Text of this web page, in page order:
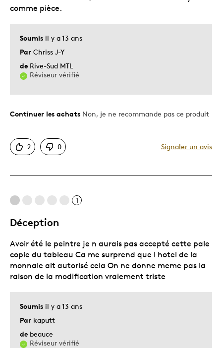
Soumis il y a 13 ans
Par Chriss J-Y
de Rive-Sud MTL
Réviseur vérifié
comme pièce.
Continuer les achats Non, je ne recommande pas ce produit
2 0 Signaler un avis
1
Déception
Soumis il y a 13 ans
Par kaputt
de beauce
Réviseur vérifié
Avoir été le peintre je n aurais pas accepté cette pale
copie du tableau Ca me surprend que l hotel de la
monnaie ait autorisé cela On ne donne meme pas la
raison de la modification vraiement triste